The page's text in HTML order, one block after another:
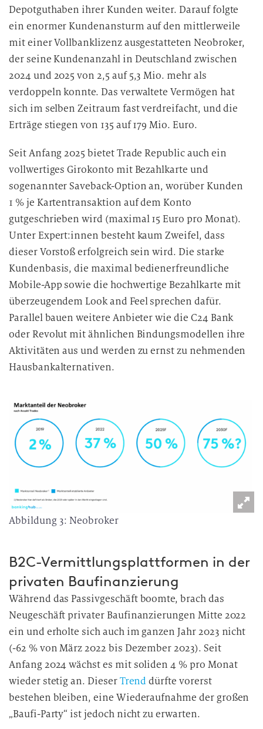
Depotguthaben ihrer Kunden weiter. Darauf folgte
ein enormer Kundenansturm auf den mittlerweile
mit einer Vollbanklizenz ausgestatteten Neobroker,
der seine Kundenanzahl in Deutschland zwischen
2024 und 2025 von 2,5 auf 5,3 Mio. mehr als
verdoppeln konnte. Das verwaltete Vermögen hat
sich im selben Zeitraum fast verdreifacht, und die
Erträge stiegen von 135 auf 179 Mio. Euro.
Seit Anfang 2025 bietet Trade Republic auch ein
vollwertiges Girokonto mit Bezahlkarte und
sogenannter Saveback-Option an, worüber Kunden
1 % je Kartentransaktion auf dem Konto
gutgeschrieben wird (maximal 15 Euro pro Monat).
Unter Expert:innen besteht kaum Zweifel, dass
dieser Vorstoß erfolgreich sein wird. Die starke
Kundenbasis, die maximal bedienerfreundliche
Mobile-App sowie die hochwertige Bezahlkarte mit
überzeugendem Look and Feel sprechen dafür.
Parallel bauen weitere Anbieter wie die C24 Bank
oder Revolut mit ähnlichen Bindungsmodellen ihre
Aktivitäten aus und werden zu ernst zu nehmenden
Hausbankalternativen.
Abbildung 3: Neobroker
B2C-Vermittlungsplattformen in der
privaten Baufinanzierung
Während das Passivgeschäft boomte, brach das
Neugeschäft privater Baufinanzierungen Mitte 2022
ein und erholte sich auch im ganzen Jahr 2023 nicht
(-62 % von März 2022 bis Dezember 2023). Seit
Anfang 2024 wächst es mit soliden 4 % pro Monat
wieder stetig an. DieserTrend dürfte vorerst
bestehen bleiben, eine Wiederaufnahme der großen
„Baufi-Party“ ist jedoch nicht zu erwarten.